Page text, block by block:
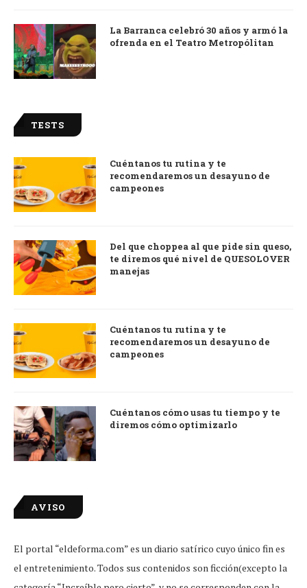
La Barranca celebró 30 años y armó la
ofrenda en el Teatro Metropólitan
TESTS
Cuéntanos tu rutina y te
recomendaremos un desayuno de
campeones
Del que choppea al que pide sin queso,
te diremos qué nivel de QUESOLOVER
manejas
Cuéntanos tu rutina y te
recomendaremos un desayuno de
campeones
Cuéntanos cómo usas tu tiempo y te
diremos cómo optimizarlo
AVISO
El portal “eldeforma.com” es un diario satírico cuyo único fin es
el entretenimiento. Todos sus contenidos son ficción(excepto la